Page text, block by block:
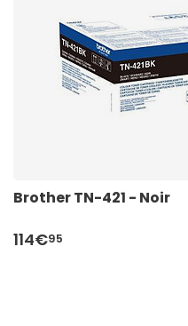
Brother TN-421 - Noir
114€95